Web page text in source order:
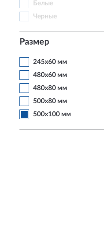
Белые
Черные
Размер
245х60 мм
480х60 мм
480х80 мм
500х80 мм
500х100 мм